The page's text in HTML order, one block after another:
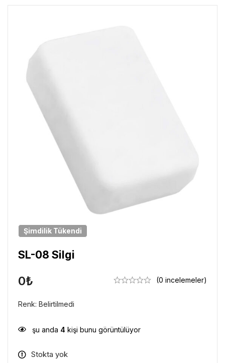
Şimdilik Tükendi
SL-08 Silgi
0₺ (0 incelemeler)
Renk: Belirtilmedi
şu anda 4 kişi bunu görüntülüyor
Stokta yok